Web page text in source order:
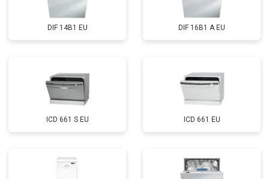
Замена блока управления от 2000 ₽ Заказать
Замена ТЭН от 1750 ₽ Заказать
Замена замка от 1600 ₽ Заказать
Корпусный ремонт (замена резинок,
креплений, кнопок)
от 850 ₽ Заказать
DIF 14B1 EU DIF 16B1 A EU
ICD 661 S EU ICD 661 EU